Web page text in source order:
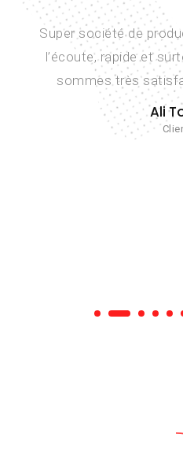
Super société de
l’écoute, rapide et
sommes très
Ali